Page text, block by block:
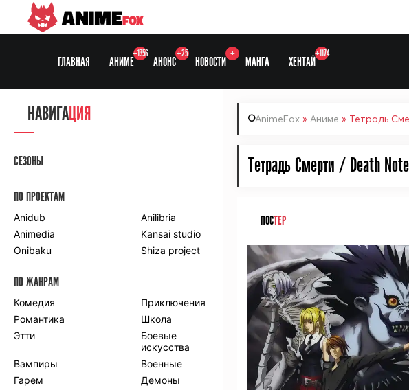
ANIMEFOX
ГЛАВНАЯ АНИМЕ
+1356
АНОНС
+25
НОВОСТИ
+
МАНГА ХЕНТАЙ
+1174
AnimeFox » Аниме » Тетрадь
Тетрадь Смерти / Death Note
ПОСТЕР
НАВИГАЦИЯ
СЕЗОНЫ
ПО ПРОЕКТАМ
Anidub
Anilibria
Animedia
Kansai studio
Onibaku
Shiza project
ПО ЖАНРАМ
Комедия
Приключения
Романтика
Школа
Этти
Боевые
искусства
Вампиры
Военные
Гарем
Демоны